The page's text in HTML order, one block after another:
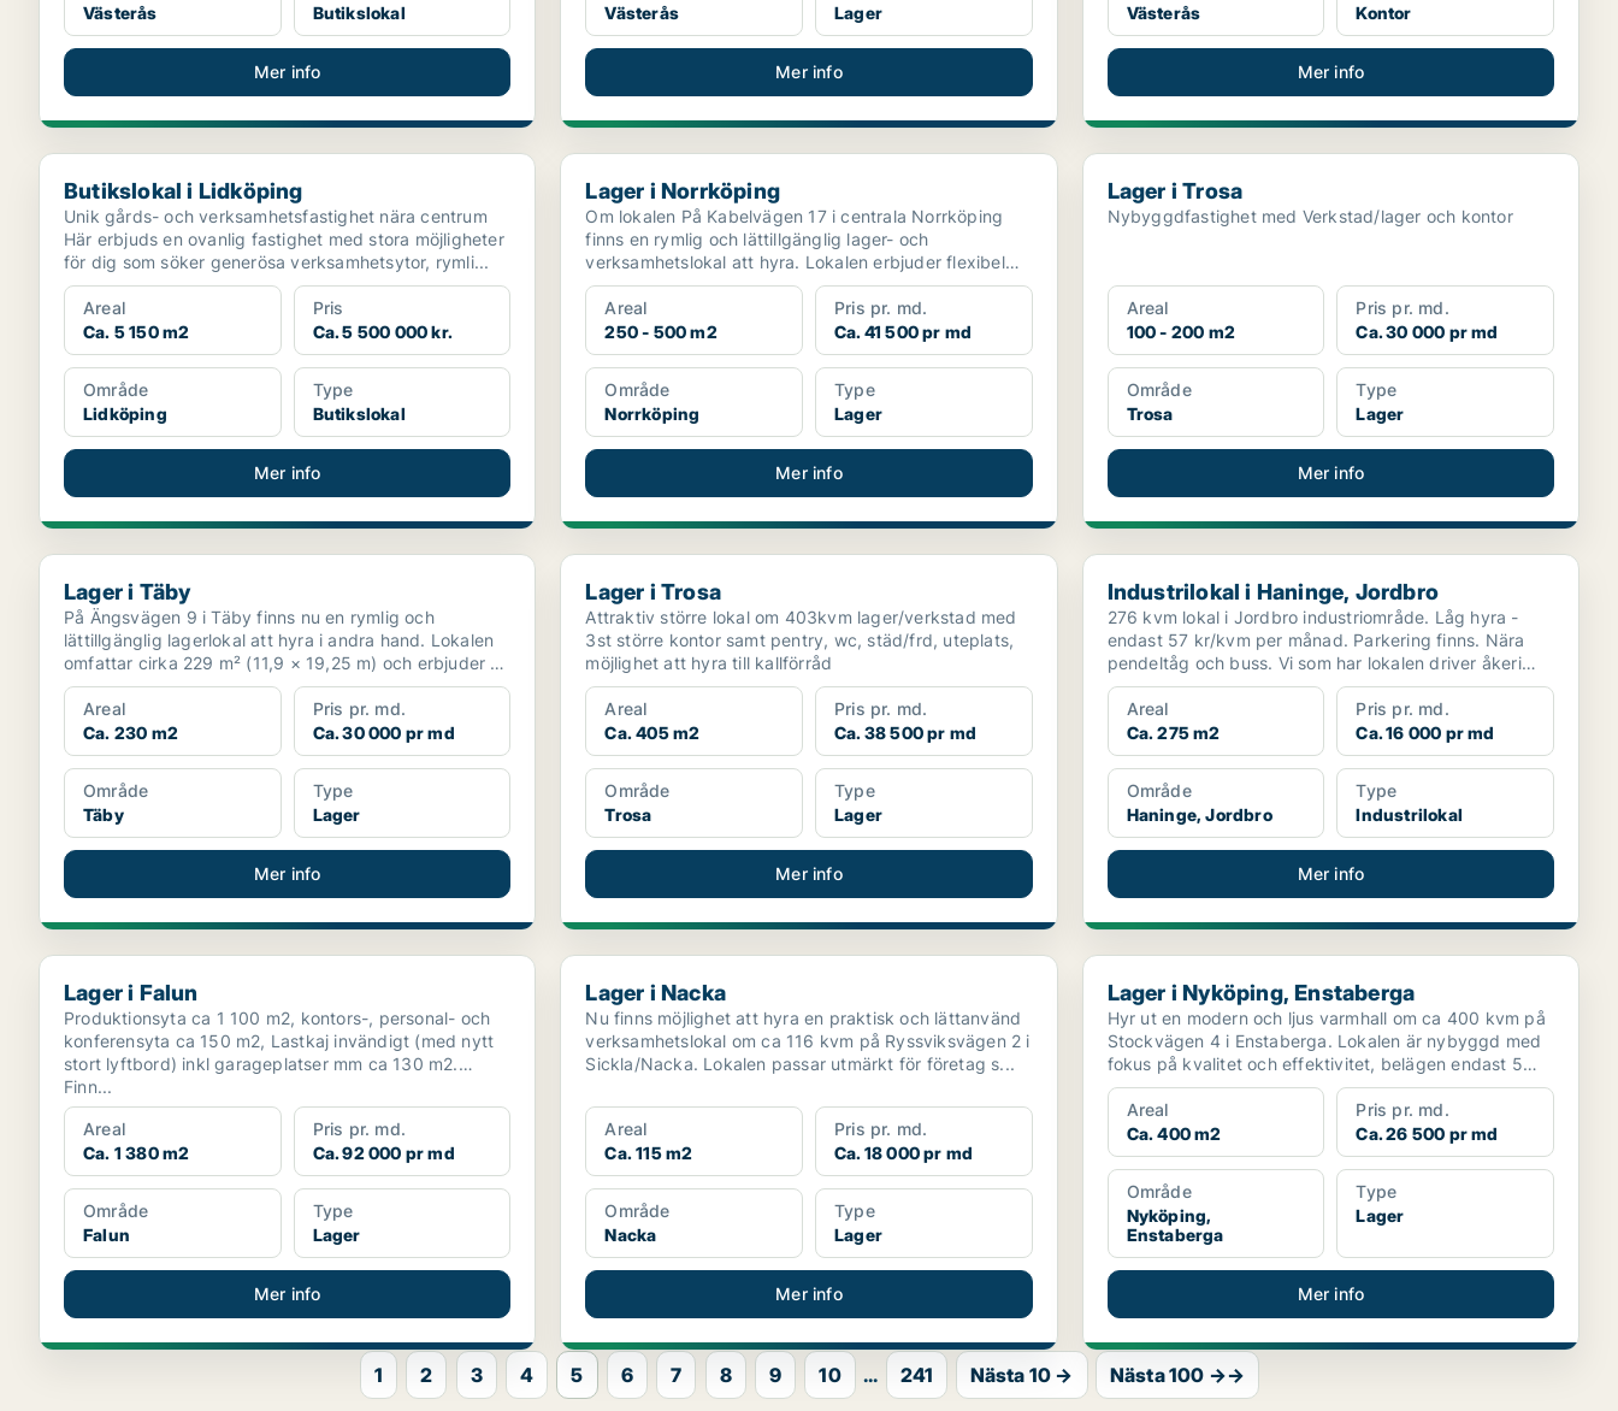
Västerås
Butikslokal
Mer info
Västerås
Lager
Mer info
Västerås
Kontor
Mer info
Butikslokal i Lidköping
Butikslokal i Lidköping
Unik gårds- och verksamhetsfastighet nära centrum
Här erbjuds en ovanlig fastighet med stora möjligheter
för dig som söker generösa verksamhetsytor, rymli...
Areal
Ca. 5 150 m2
Pris
Ca. 5 500 000 kr.
Område
Lidköping
Type
Butikslokal
Mer info
Lager i Norrköping
Lager i Norrköping
Om lokalen På Kabelvägen 17 i centrala Norrköping
finns en rymlig och lättillgänglig lager- och
verksamhetslokal att hyra. Lokalen erbjuder flexibel
yta om ...
Areal
250 - 500 m2
Pris pr. md.
Ca. 41 500 pr md
Område
Norrköping
Type
Lager
Mer info
Lager i Trosa
Lager i Trosa
Nybyggdfastighet med Verkstad/lager och kontor
Areal
100 - 200 m2
Pris pr. md.
Ca. 30 000 pr md
Område
Trosa
Type
Lager
Mer info
Lager i Täby
Lager i Täby
På Ängsvägen 9 i Täby finns nu en rymlig och
lättillgänglig lagerlokal att hyra i andra hand. Lokalen
omfattar cirka 229 m² (11,9 × 19,25 m) och erbjuder en
...
Areal
Ca. 230 m2
Pris pr. md.
Ca. 30 000 pr md
Område
Täby
Type
Lager
Mer info
Lager i Trosa
Lager i Trosa
Attraktiv större lokal om 403kvm lager/verkstad med
3st större kontor samt pentry, wc, städ/frd, uteplats,
möjlighet att hyra till kallförråd
Areal
Ca. 405 m2
Pris pr. md.
Ca. 38 500 pr md
Område
Trosa
Type
Lager
Mer info
Industrilokal i Haninge, Jordbro
Industrilokal i Haninge, Jordbro
276 kvm lokal i Jordbro industriområde. Låg hyra -
endast 57 kr/kvm per månad. Parkering finns. Nära
pendeltåg och buss. Vi som har lokalen driver åkeri
och ...
Areal
Ca. 275 m2
Pris pr. md.
Ca. 16 000 pr md
Område
Haninge, Jordbro
Type
Industrilokal
Mer info
Lager i Falun
Lager i Falun
Produktionsyta ca 1 100 m2, kontors-, personal- och
konferensyta ca 150 m2, Lastkaj invändigt (med nytt
stort lyftbord) inkl garageplatser mm ca 130 m2.
Finn...
Areal
Ca. 1 380 m2
Pris pr. md.
Ca. 92 000 pr md
Område
Falun
Type
Lager
Mer info
Lager i Nacka
Lager i Nacka
Nu finns möjlighet att hyra en praktisk och lättanvänd
verksamhetslokal om ca 116 kvm på Ryssviksvägen 2 i
Sickla/Nacka. Lokalen passar utmärkt för företag s...
Areal
Ca. 115 m2
Pris pr. md.
Ca. 18 000 pr md
Område
Nacka
Type
Lager
Mer info
Lager i Nyköping, Enstaberga
Lager i Nyköping, Enstaberga
Hyr ut en modern och ljus varmhall om ca 400 kvm på
Stockvägen 4 i Enstaberga. Lokalen är nybyggd med
fokus på kvalitet och effektivitet, belägen endast 5
mi...
Areal
Ca. 400 m2
Pris pr. md.
Ca. 26 500 pr md
Område
Nyköping,
Enstaberga
Type
Lager
Mer info
1 2 3 4 5 6 7 8 9 10 ... 241 Nästa 10 → Nästa 100 →→